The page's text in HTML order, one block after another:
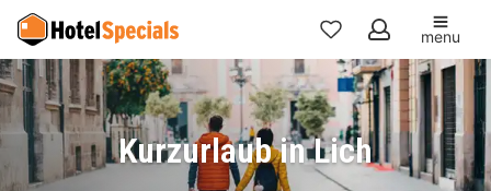
Meine
Favoriten
menu
Kurzurlaub in Lich